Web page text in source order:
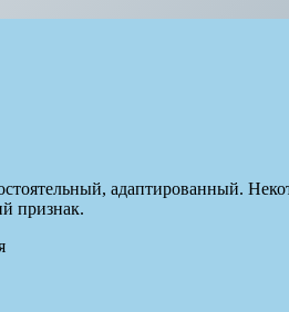
адаптированный.
признак.